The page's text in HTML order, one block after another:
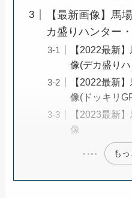
【最新画像】馬
カ盛りハンター
【2022最新
像(デカ盛り
【2022最新
像(ドッキリ
【2023最新
像
も